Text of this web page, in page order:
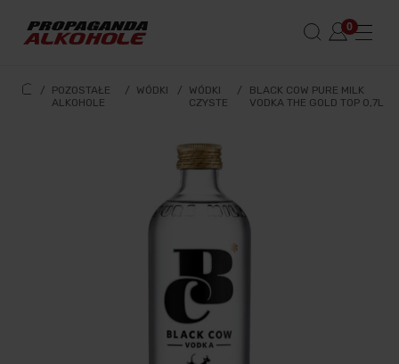
/
POZOSTAŁE
ALKOHOLE
/ WÓDKI /
WÓDKI
CZYSTE
/
BLACK COW PURE MILK
VODKA THE GOLD TOP 0,7L